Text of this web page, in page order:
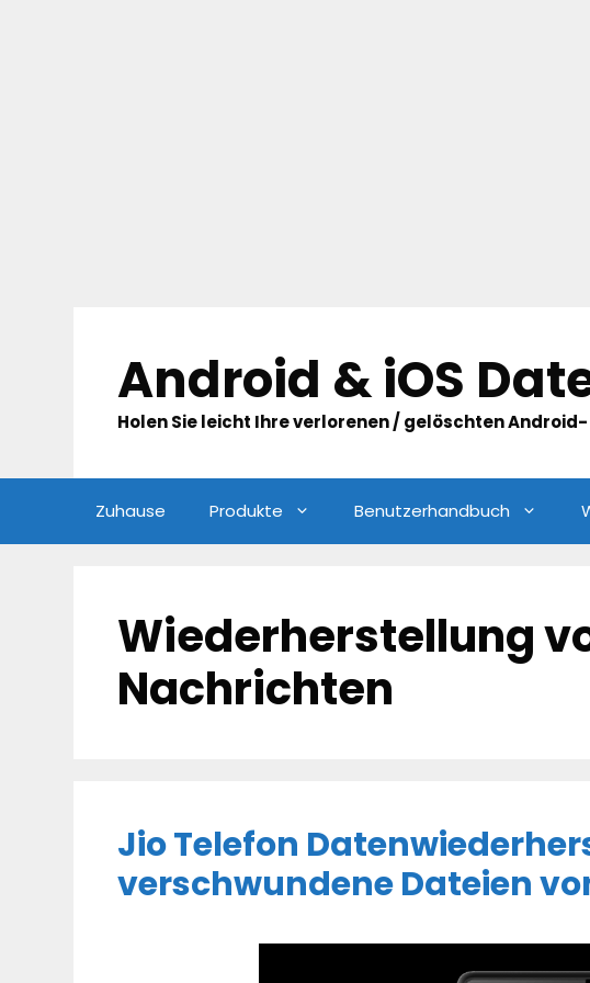
Android & iOS
Holen Sie leicht Ihre verlorenen / gelöschten
Zuhause Produkte Benutzerhandbuch
Wiederherstellung
Nachrichten
Jio Telefon
verschwundene Dateien